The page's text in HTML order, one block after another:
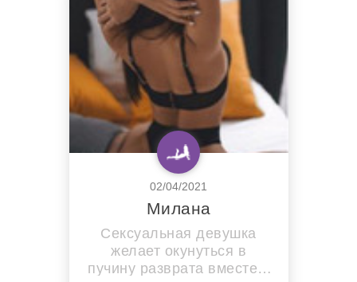
02/04/2021
Милана
Сексуальная девушка
желает окунуться в
пучину разврата вместе с